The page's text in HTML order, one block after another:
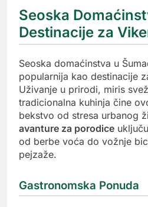
Seoska
Destinacije za
Seoska domaćinstva u
popularnija kao destinacije
Uživanje u prirodi, miris
tradicionalna kuhinja čine
bekstvo od stresa urbanog
avanture za porodice
od berbe voća do vožnje
pejzaže.
Gastronomska Ponuda